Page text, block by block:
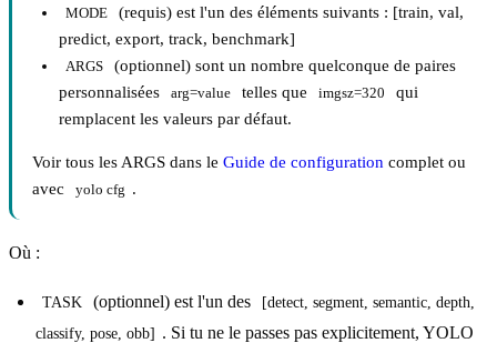
MODE
(requis) est l'un des éléments suivants : [train, val,
predict, export, track, benchmark]
ARGS
(optionnel) sont un nombre quelconque de paires
personnalisées
arg=value telles que imgsz=320
qui
remplacent les valeurs par défaut.
Voir tous les ARGS dans le Guide de configuration complet ou
avec
yolo cfg .
Où :
TASK (optionnel) est l'un des
[detect, segment, semantic, depth,
classify, pose, obb] . Si tu ne le passes pas explicitement, YOLO